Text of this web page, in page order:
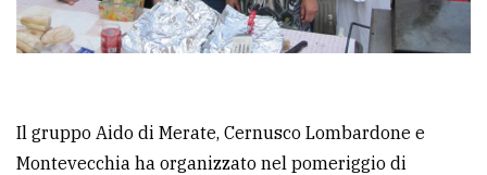
Ricerca
LE
ALTRE
Il gruppo Aido di Merate, Cernusco Lombardone e
Montevecchia ha organizzato nel pomeriggio di